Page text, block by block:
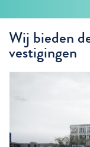
Wij bieden
vestigingen